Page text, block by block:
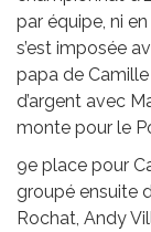
par équipe, ni
s’est imposée
papa de
d’argent avec
monte pour le
9e place pour
groupé ensuite
Rochat, Andy